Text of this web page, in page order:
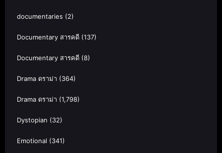
documentaries (2)
Documentary สารคดี (137)
Documentary สารคดี (8)
Drama ดราม่า (364)
Drama ดราม่า (1,798)
Dystopian (32)
Emotional (341)